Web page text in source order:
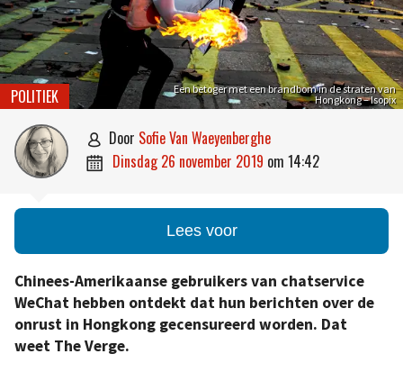
Een betoger met een brandbom in de straten van
Hongkong – Isopix
POLITIEK
 door Sofie Van Waeyenberghe
 dinsdag 26 november 2019 om 14:42
Lees voor
Chinees-Amerikaanse gebruikers van chatservice
WeChat hebben ontdekt dat hun berichten over de
onrust in Hongkong gecensureerd worden. Dat
weet The Verge.